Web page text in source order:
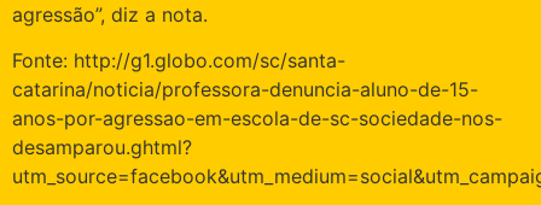
agressão”, diz a nota.
Fonte: http://g1.globo.com/sc/santa-
catarina/noticia/professora-denuncia-aluno-de-15-
anos-por-agressao-em-escola-de-sc-sociedade-nos-
desamparou.ghtml?